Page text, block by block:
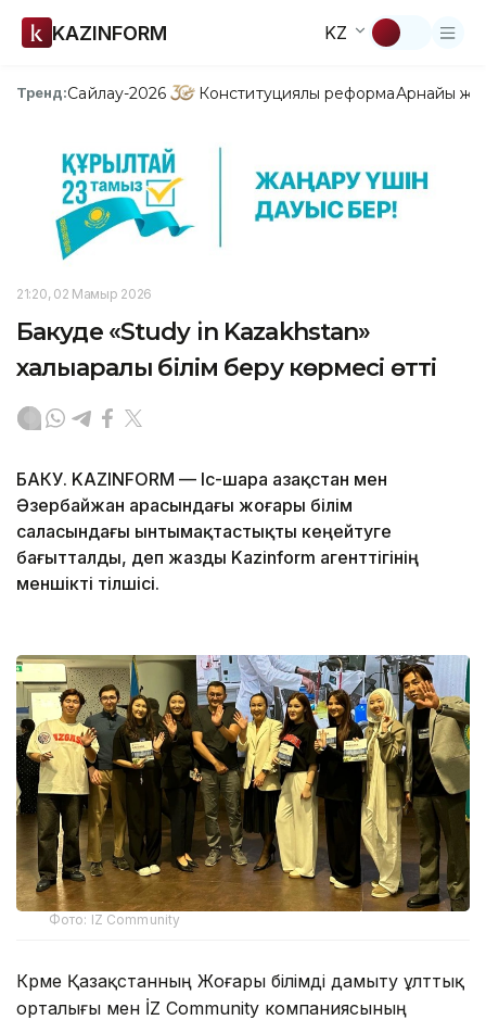
KAZINFORM KZ
Тренд:Сайлау-2026 Конституциялық реформаАрнайы
21:20, 02 Мамыр 2026
Бакуде «Study in Kazakhstan»
халықаралық білім беру көрмесі өтті
БАКУ. KAZINFORM — Іс-шара Қазақстан мен
Әзербайжан арасындағы жоғары білім
саласындағы ынтымақтастықты кеңейтуге
бағытталды, деп жазды Kazinform агенттігінің
меншікті тілшісі.
Фото: IZ Community
Көрме Қазақстанның Жоғары білімді дамыту ұлттық
орталығы мен İZ Community компаниясының